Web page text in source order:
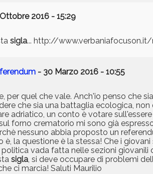
2016 - 15:29
sigla... http://
- 30 Marzo 2016 - 10:55
per quel che vale. Anch'io penso che
che sia una battaglia ecologica,
adriatico, un conto è votare
forno crematorio mi sono già
nessuno abbia proposto un
la questione è la stessa! Che i
vada fatta nelle sezioni giovanili
sigla, si deve occupare di problemi
ci marcia! Saluti Maurilio